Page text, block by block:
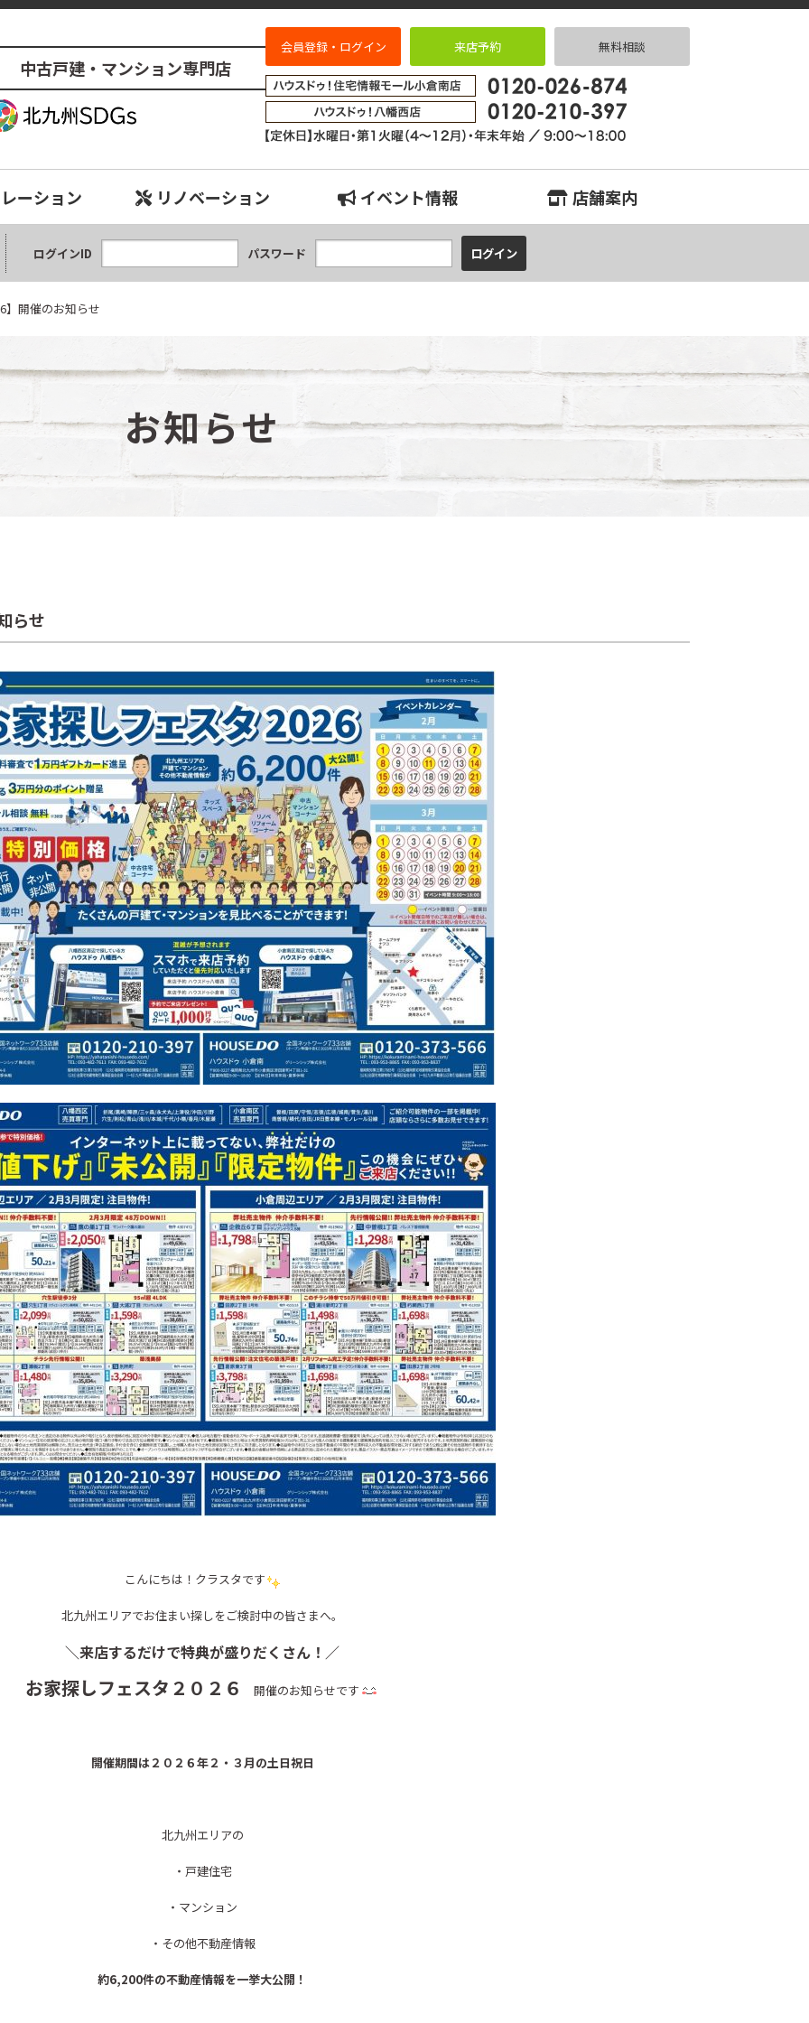
家探しフェスタ2026】開催のお知らせ｜小倉南、八幡西、八幡東、小倉北、戸畑、門司、若松エリアの中古マンション、中古戸建、不動産のことなら
中古戸建・マンション専門店
会員登録・ログイン 来店予約 無料相談
ーション リノベーション イベント情報 店舗案内
ログインID パスワード
】開催のお知らせ
お知らせ
らせ
こんにちは！クラスタです
北九州エリアでお住まい探しをご検討中の皆さまへ。
＼来店するだけで特典が盛りだくさん！／
お家探しフェスタ２０２６ 開催のお知らせです
開催期間は２０２６年２・３月の土日祝日
北九州エリアの
・戸建住宅
・マンション
・その他不動産情報
約6,200件の不動産情報を一挙大公開！